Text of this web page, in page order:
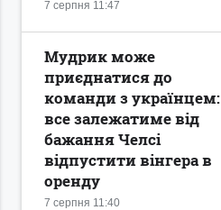
7 серпня 11:47
7 серпня 11:40
Мудрик може
приєднатися до
команди з українцем:
все залежатиме від
бажання Челсі
відпустити вінгера в
оренду